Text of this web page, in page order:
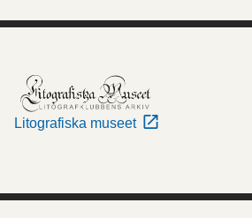
Litografiska museet